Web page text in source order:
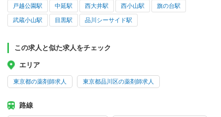
戸越公園駅 中延駅 西大井駅 西小山駅 旗の台駅
武蔵小山駅 目黒駅 品川シーサイド駅
この求人と似た求人をチェック
エリア
東京都の薬剤師求人 東京都品川区の薬剤師求人
路線